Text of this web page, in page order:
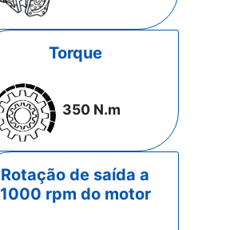
Torque
350 N.m
Rotação de saída a
1000 rpm do motor